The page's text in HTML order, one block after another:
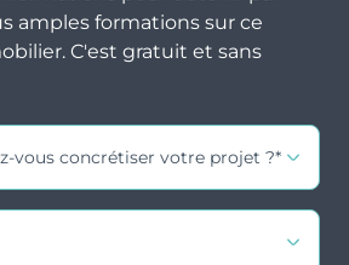
amples formations sur ce
C'est gratuit et sans